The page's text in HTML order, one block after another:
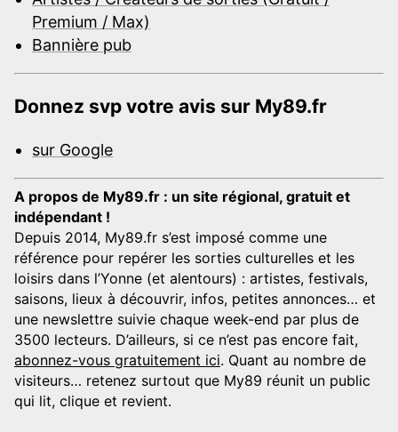
Premium / Max)
Bannière pub
Donnez svp votre avis sur My89.fr
sur Google
A propos de My89.fr : un site régional, gratuit et
indépendant !
Depuis 2014, My89.fr s’est imposé comme une
référence pour repérer les sorties culturelles et les
loisirs dans l’Yonne (et alentours) : artistes, festivals,
saisons, lieux à découvrir, infos, petites annonces… et
une newslettre suivie chaque week-end par plus de
3500 lecteurs. D’ailleurs, si ce n’est pas encore fait,
abonnez-vous gratuitement ici. Quant au nombre de
visiteurs… retenez surtout que My89 réunit un public
qui lit, clique et revient.